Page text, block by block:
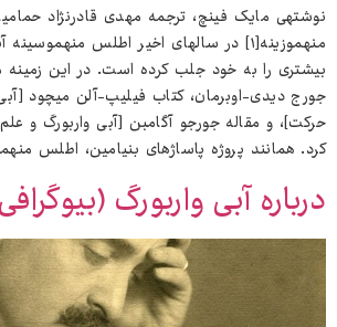
نوشته‌ی مایک فینچ، ترجمه مهدی قادرنژاد
منه‌موزینه[۱] در سال‌های اخیر اطلس
بیشتری را به خود جلب کرده است. در این زمینه
جورج دیدی-اوبرمان، کتاب فیلیپ-آلن میچود
حرکت]، و مقاله جورجو آگامبن [آبی واربورگ و
کرد. همانند پروژه پاساژهای بنیامین، اطلس
درباره آبی واربورگ